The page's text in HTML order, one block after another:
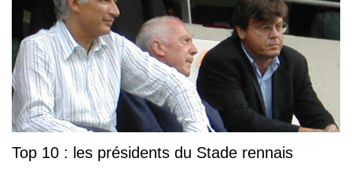
Top 10 : les présidents du Stade rennais